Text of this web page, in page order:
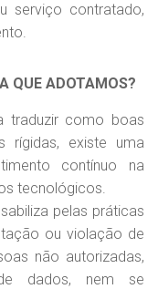
serviço contratado,
QUE ADOTAMOS?
traduzir como boas
rígidas, existe uma
contínuo na
tecnológicos.
pelas práticas
ou violação de
não autorizadas,
dados, nem se